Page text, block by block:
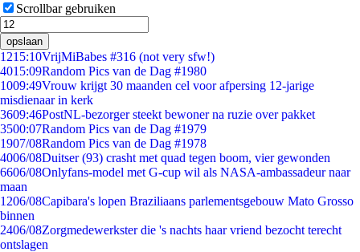
Scrollbar gebruiken
opslaan
1215:10VrijMiBabes #316 (not very sfw!)
4015:09Random Pics van de Dag #1980
1009:49Vrouw krijgt 30 maanden cel voor afpersing 12-jarige
misdienaar in kerk
3609:46PostNL-bezorger steekt bewoner na ruzie over pakket
3500:07Random Pics van de Dag #1979
1907/08Random Pics van de Dag #1978
4006/08Duitser (93) crasht met quad tegen boom, vier gewonden
6606/08Onlyfans-model met G-cup wil als NASA-ambassadeur naar
maan
1206/08Capibara's lopen Braziliaans parlementsgebouw Mato Grosso
binnen
2406/08Zorgmedewerkster die 's nachts haar vriend bezocht terecht
ontslagen